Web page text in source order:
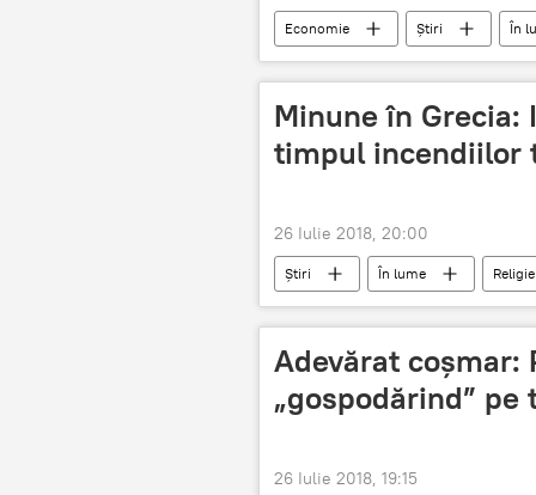
Economie Știri În
Cehia
Tulcea
Minune în
timpul incendiilor
26 Iulie 2018, 20:00
Știri În lume Religie
minune
devastatoare
Adevărat coșmar:
„gospodărind” pe
26 Iulie 2018, 19:15